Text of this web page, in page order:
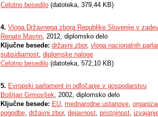
Celotno besedilo (datoteka, 379,44 KB)
4. Vloga Državnega zbora Republike Slovenije v
Renato Mavrin, 2012, diplomsko delo
Ključne besede: državni zbor, vloga nacionalnih
subsidiarnost, diplomske naloge
Celotno besedilo (datoteka, 572,10 KB)
5. Evropski parlament in odločanje v gospodarstvu
Boštjan Grmovšek, 2002, diplomsko delo
Ključne besede: EU, mednarodne ustanove,
pogodbe, državni zbor, dejavnost, pristojnost,